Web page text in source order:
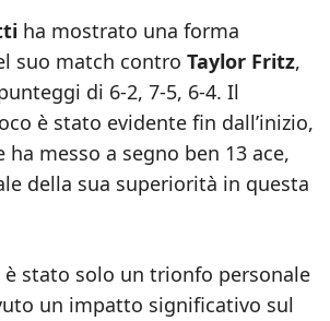
ha mostrato una forma
suo match contro Taylor Fritz,
di 6-2, 7-5, 6-4. Il
è stato evidente fin dall’inizio,
messo a segno ben 13 ace,
della sua superiorità in questa
è stato solo un trionfo personale
un impatto significativo sul